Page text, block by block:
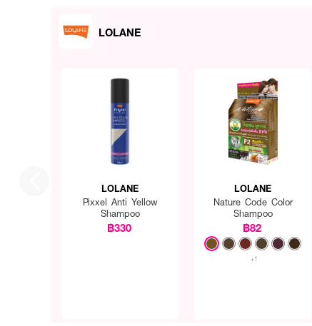
LOLANE
LOLANE
Pixxel Anti Yellow
Shampoo
฿330
LOLANE
Nature Code Color
Shampoo
฿82
+1